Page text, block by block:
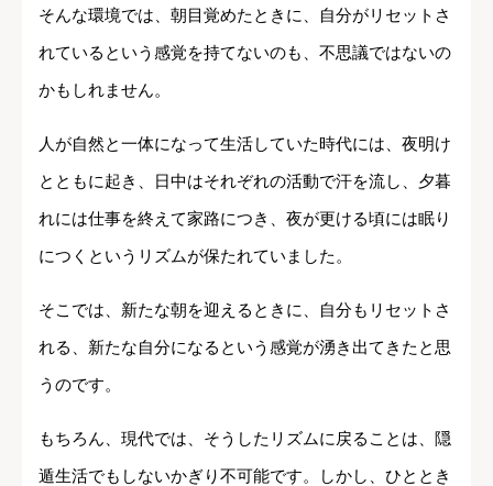
そんな環境では、朝目覚めたときに、自分がリセットさ
れているという感覚を持てないのも、不思議ではないの
かもしれません。
人が自然と一体になって生活していた時代には、夜明け
とともに起き、日中はそれぞれの活動で汗を流し、夕暮
れには仕事を終えて家路につき、夜が更ける頃には眠り
につくというリズムが保たれていました。
そこでは、新たな朝を迎えるときに、自分もリセットさ
れる、新たな自分になるという感覚が湧き出てきたと思
うのです。
もちろん、現代では、そうしたリズムに戻ることは、隠
遁生活でもしないかぎり不可能です。しかし、ひととき